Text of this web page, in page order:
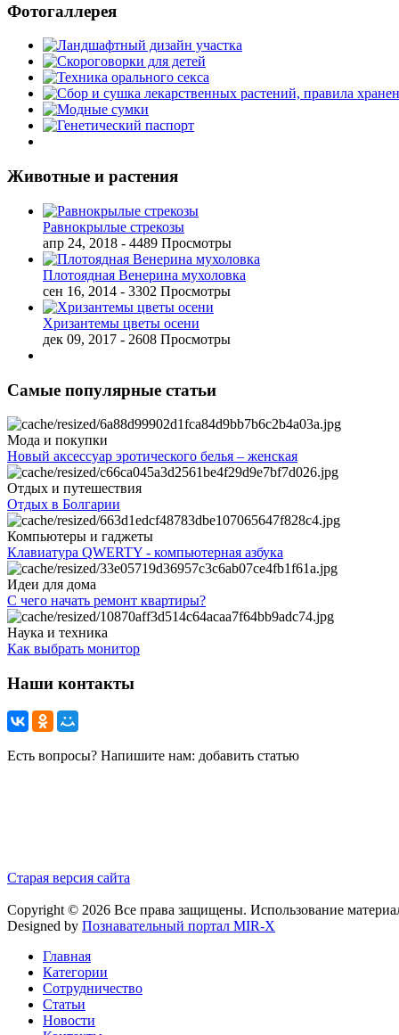
Фотогаллерея
Животные и растения
Равнокрылые стрекозы
апр 24, 2018 - 4489 Просмотры
Плотоядная Венерина мухоловка
сен 16, 2014 - 3302 Просмотры
Хризантемы цветы осени
дек 09, 2017 - 2608 Просмотры
Самые популярные статьи
Мода и покупки
Новый аксессуар эротического белья – женская
Отдых и путешествия
Отдых в Болгарии
Компьютеры и гаджеты
Клавиатура QWERTY - компьютерная азбука
Идеи для дома
С чего начать ремонт квартиры?
Наука и техника
Как выбрать монитор
Наши контакты
Есть вопросы? Напишите нам: добавить статью
Старая версия сайта
Copyright © 2026 Все права защищены. Использование
Designed by Познавательный портал MIR-X
Главная
Категории
Сотрудничество
Статьи
Новости